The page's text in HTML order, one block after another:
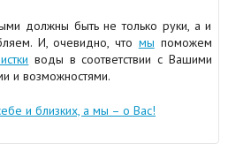
должны быть не только руки, а и
И, очевидно, что мы поможем
воды в соответствии с Вашими
и возможностями.
и близких, а мы – о Вас!